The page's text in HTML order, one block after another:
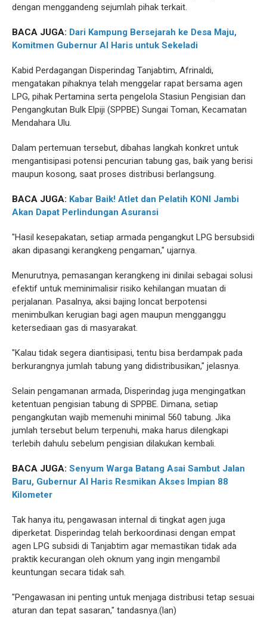
dengan menggandeng sejumlah pihak terkait.
BACA JUGA: Dari Kampung Bersejarah ke Desa Maju,
Komitmen Gubernur Al Haris untuk Sekeladi
Kabid Perdagangan Disperindag Tanjabtim, Afrinaldi,
mengatakan pihaknya telah menggelar rapat bersama agen
LPG, pihak Pertamina serta pengelola Stasiun Pengisian dan
Pengangkutan Bulk Elpiji (SPPBE) Sungai Toman, Kecamatan
Mendahara Ulu.
Dalam pertemuan tersebut, dibahas langkah konkret untuk
mengantisipasi potensi pencurian tabung gas, baik yang berisi
maupun kosong, saat proses distribusi berlangsung.
BACA JUGA: Kabar Baik! Atlet dan Pelatih KONI Jambi
Akan Dapat Perlindungan Asuransi
"Hasil kesepakatan, setiap armada pengangkut LPG bersubsidi
akan dipasangi kerangkeng pengaman," ujarnya.
Menurutnya, pemasangan kerangkeng ini dinilai sebagai solusi
efektif untuk meminimalisir risiko kehilangan muatan di
perjalanan. Pasalnya, aksi bajing loncat berpotensi
menimbulkan kerugian bagi agen maupun mengganggu
ketersediaan gas di masyarakat.
"Kalau tidak segera diantisipasi, tentu bisa berdampak pada
berkurangnya jumlah tabung yang didistribusikan," jelasnya.
Selain pengamanan armada, Disperindag juga mengingatkan
ketentuan pengisian tabung di SPPBE. Dimana, setiap
pengangkutan wajib memenuhi minimal 560 tabung. Jika
jumlah tersebut belum terpenuhi, maka harus dilengkapi
terlebih dahulu sebelum pengisian dilakukan kembali.
BACA JUGA: Senyum Warga Batang Asai Sambut Jalan
Baru, Gubernur Al Haris Resmikan Akses Impian 88
Kilometer
Tak hanya itu, pengawasan internal di tingkat agen juga
diperketat. Disperindag telah berkoordinasi dengan empat
agen LPG subsidi di Tanjabtim agar memastikan tidak ada
praktik kecurangan oleh oknum yang ingin mengambil
keuntungan secara tidak sah.
"Pengawasan ini penting untuk menjaga distribusi tetap sesuai
aturan dan tepat sasaran," tandasnya.(lan)